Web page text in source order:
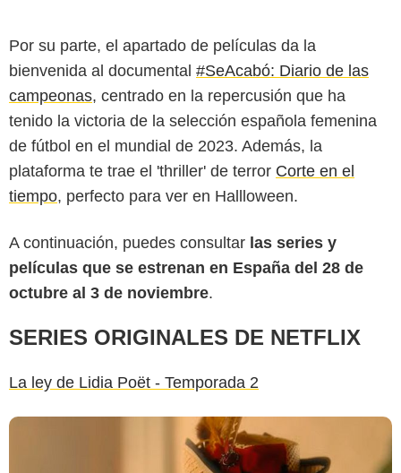
Por su parte, el apartado de películas da la
bienvenida al documental #SeAcabó: Diario de las
campeonas, centrado en la repercusión que ha
tenido la victoria de la selección española femenina
de fútbol en el mundial de 2023. Además, la
plataforma te trae el 'thriller' de terror Corte en el
tiempo, perfecto para ver en Hallloween.
A continuación, puedes consultar las series y
películas que se estrenan en España del 28 de
octubre al 3 de noviembre.
SERIES ORIGINALES DE NETFLIX
La ley de Lidia Poët - Temporada 2